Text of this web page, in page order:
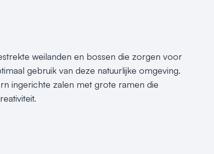
weilanden en bossen die zorgen voor
gebruik van deze natuurlijke omgeving.
ingerichte zalen met grote ramen die